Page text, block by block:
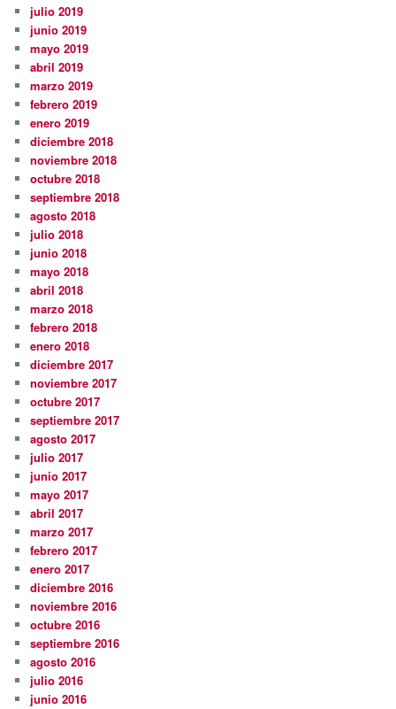
julio 2019
junio 2019
mayo 2019
abril 2019
marzo 2019
febrero 2019
enero 2019
diciembre 2018
noviembre 2018
octubre 2018
septiembre 2018
agosto 2018
julio 2018
junio 2018
mayo 2018
abril 2018
marzo 2018
febrero 2018
enero 2018
diciembre 2017
noviembre 2017
octubre 2017
septiembre 2017
agosto 2017
julio 2017
junio 2017
mayo 2017
abril 2017
marzo 2017
febrero 2017
enero 2017
diciembre 2016
noviembre 2016
octubre 2016
septiembre 2016
agosto 2016
julio 2016
junio 2016